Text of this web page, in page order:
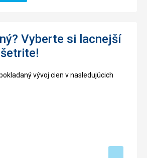
Vyberte si lacnejší
vývoj cien v nasledujúcich